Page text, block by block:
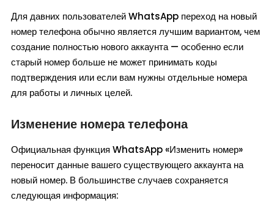
Для давних пользователей WhatsApp переход на новый
номер телефона обычно является лучшим вариантом, чем
создание полностью нового аккаунта — особенно если
старый номер больше не может принимать коды
подтверждения или если вам нужны отдельные номера
для работы и личных целей.
Изменение номера телефона
Официальная функция WhatsApp «Изменить номер»
переносит данные вашего существующего аккаунта на
новый номер. В большинстве случаев сохраняется
следующая информация: